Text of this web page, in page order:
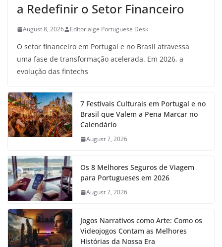
a Redefinir o Setor Financeiro
August 8, 2026 Editorialge Portuguese Desk
O setor financeiro em Portugal e no Brasil atravessa
uma fase de transformação acelerada. Em 2026, a
evolução das fintechs
7 Festivais Culturais em Portugal e no
Brasil que Valem a Pena Marcar no
Calendário
August 7, 2026
Os 8 Melhores Seguros de Viagem
para Portugueses em 2026
August 7, 2026
Jogos Narrativos como Arte: Como os
Videojogos Contam as Melhores
Histórias da Nossa Era